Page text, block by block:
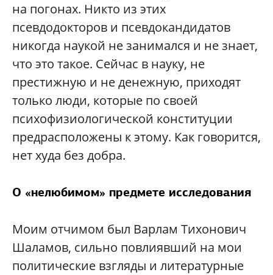
на погонах. Никто из этих
псевдодокторов и псевдокандидатов
никогда наукой не занимался и не знает,
что это такое. Сейчас в науку, не
престижную и не денежную, приходят
только люди, которые по своей
психофизиологической конституции
предрасположены к этому. Как говорится,
нет худа без добра.
О «нелюбимом» предмете исследования
Моим отчимом был Варлам Тихонович
Шаламов, сильно повлиявший на мои
политические взгляды и литературные